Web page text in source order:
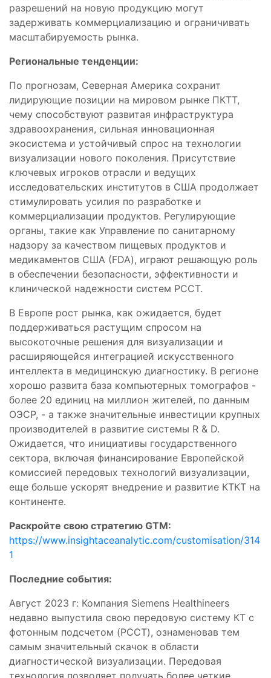
разрешений на новую продукцию могут
задерживать коммерциализацию и ограничивать
масштабируемость рынка.
Региональные тенденции:
По прогнозам, Северная Америка сохранит
лидирующие позиции на мировом рынке ПКТТ,
чему способствуют развитая инфраструктура
здравоохранения, сильная инновационная
экосистема и устойчивый спрос на технологии
визуализации нового поколения. Присутствие
ключевых игроков отрасли и ведущих
исследовательских институтов в США продолжает
стимулировать усилия по разработке и
коммерциализации продуктов. Регулирующие
органы, такие как Управление по санитарному
надзору за качеством пищевых продуктов и
медикаментов США (FDA), играют решающую роль
в обеспечении безопасности, эффективности и
клинической надежности систем PCCT.
В Европе рост рынка, как ожидается, будет
поддерживаться растущим спросом на
высокоточные решения для визуализации и
расширяющейся интеграцией искусственного
интеллекта в медицинскую диагностику. В регионе
хорошо развита база компьютерных томографов -
более 20 единиц на миллион жителей, по данным
ОЭСР, - а также значительные инвестиции крупных
производителей в развитие системы R & D.
Ожидается, что инициативы государственного
сектора, включая финансирование Европейской
комиссией передовых технологий визуализации,
еще больше ускорят внедрение и развитие КТКТ на
континенте.
Раскройте свою стратегию GTM:
https://www.insightaceanalytic.com/customisation/314
1
Последние события:
Август 2023 г: Компания Siemens Healthineers
недавно выпустила свою передовую систему КТ с
фотонным подсчетом (PCCT), ознаменовав тем
самым значительный скачок в области
диагностической визуализации. Передовая
технология позволяет получать более четкие